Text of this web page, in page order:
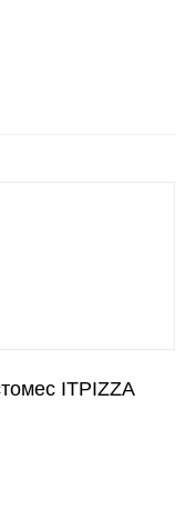
ITPIZZA